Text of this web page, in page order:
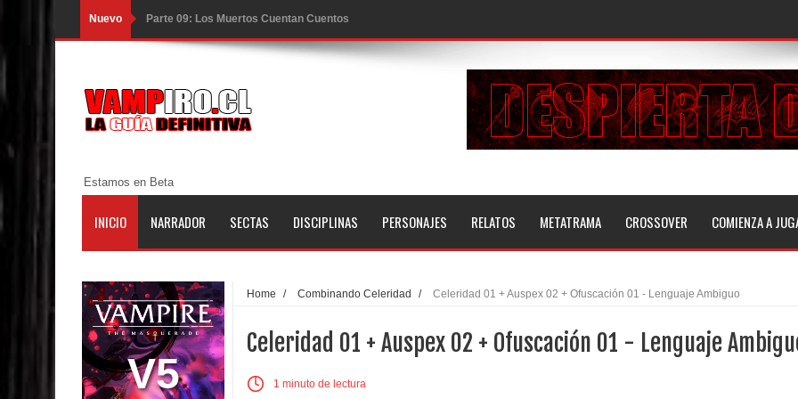
Nuevo Parte 08: Ultratumba
Parte 07: Asuntos que Resolver
Parte 06: El Trato con los Muertos
Parte 05: Sitiados
Parte 01: Escondido a Plena Luz
Parte 02: El Enemigo de mi Enemigo
Parte 06: Coletazos
Parte 05: Los Horrores del Infierno
Estamos en Beta
INICIO NARRADOR SECTAS DISCIPLINAS PERSONAJES RELATOS METATRAMA CROSSOVER COMIENZA A
V5
Home / Combinando Celeridad / Celeridad 01 + Auspex 02 + Ofuscación 01 - Lenguaje Ambiguo
Celeridad 01 + Auspex 02 + Ofuscación 01 - Lenguaje
1 minuto de lectura